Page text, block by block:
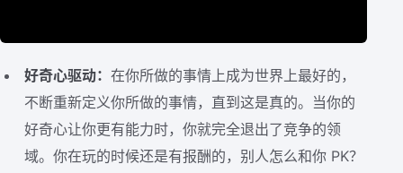
好奇心驱动：在你所做的事情上成为世界上最好的，
不断重新定义你所做的事情，直到这是真的。当你的
好奇心让你更有能力时，你就完全退出了竞争的领
域。你在玩的时候还是有报酬的，别人怎么和你 PK？